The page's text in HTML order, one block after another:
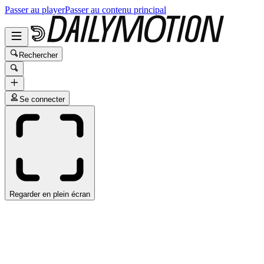
Passer au playerPasser au contenu principal
Rechercher
Se connecter
Regarder en plein écran